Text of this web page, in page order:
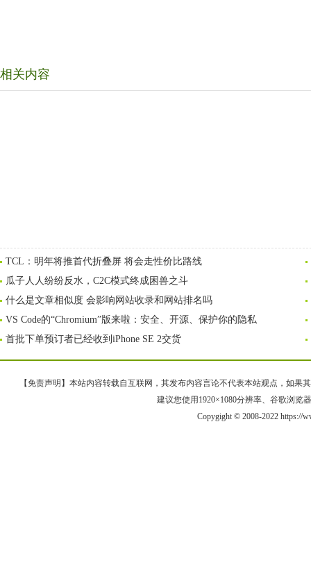
相关内容
TCL：明年将推首代折叠屏 将会走性价比路线
瓜子人人纷纷反水，C2C模式终成困兽之斗
什么是文章相似度 会影响网站收录和网站排名吗
VS Code的“Chromium”版来啦：安全、开源、保护你的隐私
首批下单预订者已经收到iPhone SE 2交货
【免责声明】本站内容转载自互联网，其发布内容言论不代表本站观点，如果
建议您使用1920×1080分辨率、谷歌浏览
Copygight © 2008-2022 https://